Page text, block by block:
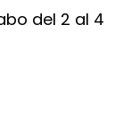
del 2 al 4